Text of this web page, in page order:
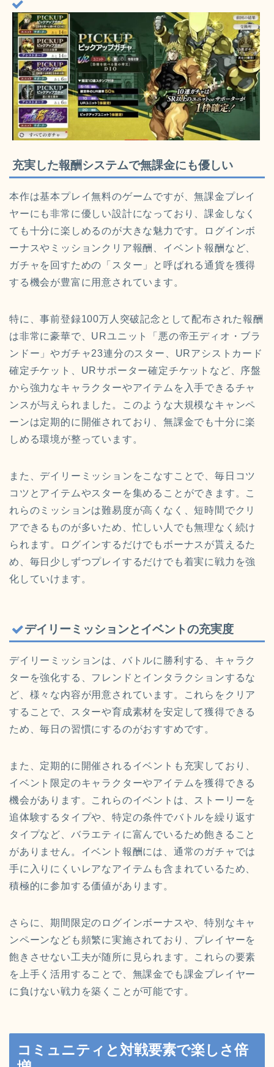
充実した報酬システムで無課金にも優しい
本作は基本プレイ無料のゲームですが、無課金プレイ
ヤーにも非常に優しい設計になっており、課金しなく
ても十分に楽しめるのが大きな魅力です。ログインボ
ーナスやミッションクリア報酬、イベント報酬など、
ガチャを回すための「スター」と呼ばれる通貨を獲得
する機会が豊富に用意されています。
特に、事前登録100万人突破記念として配布された報酬
は非常に豪華で、URユニット「悪の帝王ディオ・ブラ
ンドー」やガチャ23連分のスター、URアシストカード
確定チケット、URサポーター確定チケットなど、序盤
から強力なキャラクターやアイテムを入手できるチャ
ンスが与えられました。このような大規模なキャンペ
ーンは定期的に開催されており、無課金でも十分に楽
しめる環境が整っています。
また、デイリーミッションをこなすことで、毎日コツ
コツとアイテムやスターを集めることができます。こ
れらのミッションは難易度が高くなく、短時間でクリ
アできるものが多いため、忙しい人でも無理なく続け
られます。ログインするだけでもボーナスが貰えるた
め、毎日少しずつプレイするだけでも着実に戦力を強
化していけます。
デイリーミッションとイベントの充実度
デイリーミッションは、バトルに勝利する、キャラク
ターを強化する、フレンドとインタラクションするな
ど、様々な内容が用意されています。これらをクリア
することで、スターや育成素材を安定して獲得できる
ため、毎日の習慣にするのがおすすめです。
また、定期的に開催されるイベントも充実しており、
イベント限定のキャラクターやアイテムを獲得できる
機会があります。これらのイベントは、ストーリーを
追体験するタイプや、特定の条件でバトルを繰り返す
タイプなど、バラエティに富んでいるため飽きること
がありません。イベント報酬には、通常のガチャでは
手に入りにくいレアなアイテムも含まれているため、
積極的に参加する価値があります。
さらに、期間限定のログインボーナスや、特別なキャ
ンペーンなども頻繁に実施されており、プレイヤーを
飽きさせない工夫が随所に見られます。これらの要素
を上手く活用することで、無課金でも課金プレイヤー
に負けない戦力を築くことが可能です。
コミュニティと対戦要素で楽しさ倍